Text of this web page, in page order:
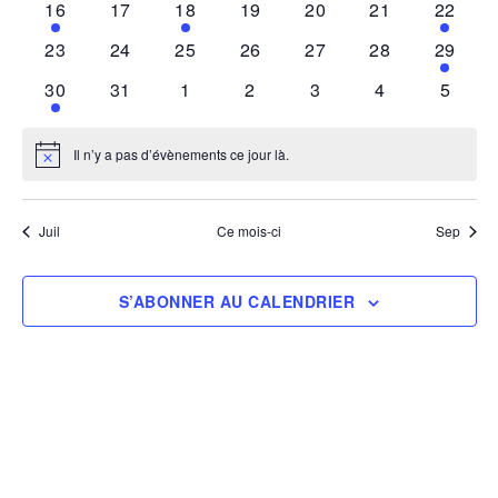
1
événement
16
0
événements
17
2
événements
18
0
19
0
20
0
événements
21
1
22
0
23
0
24
0
25
0
26
0
27
0
événements
28
1
29
1
événement
30
0
31
0
1
0
2
0
3
0
4
0
5
Notice Il n’y a pas d’évènements ce jour là.
Juil Ce mois-ci Sep
S’ABONNER AU CALENDRIER